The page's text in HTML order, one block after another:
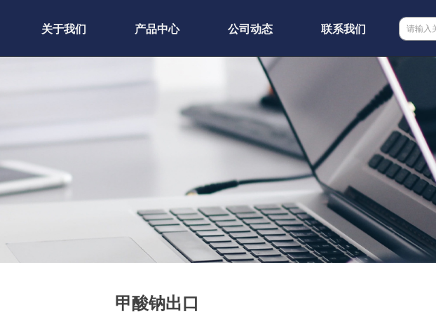
关于我们 产品中心 公司动态 联系我们
甲酸钠出口